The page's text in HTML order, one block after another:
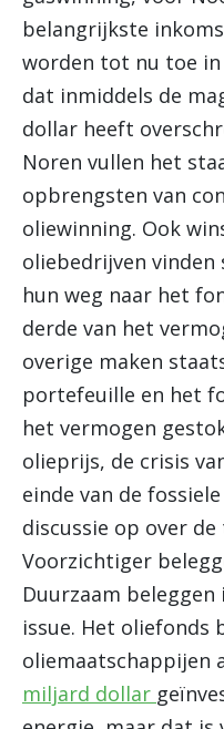
belangrijkste
worden tot nu toe
dat inmiddels de
dollar heeft
Noren vullen het
opbrengsten van
oliewinning. Ook
oliebedrijven vinden
hun weg naar het
derde van het
overige maken
portefeuille en het
het vermogen
olieprijs, de crisis
einde van de
discussie op over
Voorzichtiger
Duurzaam
issue. Het oliefonds
oliemaatschappijen
miljard dollar